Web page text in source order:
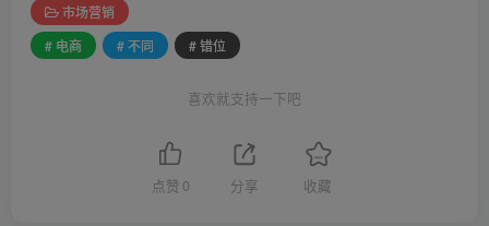
市场营销
# 电商
# 不同 # 错位
喜欢就支持一下吧
点赞 0 分享 收藏